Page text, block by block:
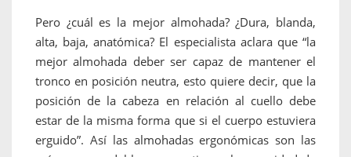
Pero ¿cuál es la mejor almohada? ¿Dura, blanda,
alta, baja, anatómica? El especialista aclara que “la
mejor almohada deber ser capaz de mantener el
tronco en posición neutra, esto quiere decir, que la
posición de la cabeza en relación al cuello debe
estar de la misma forma que si el cuerpo estuviera
erguido”. Así las almohadas ergonómicas son las